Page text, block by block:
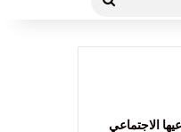
الاجتماعي